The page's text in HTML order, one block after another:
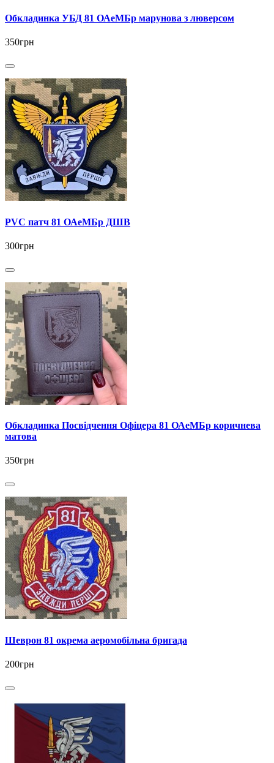
Обкладинка УБД 81 ОАеМБр марунова з люверсом
350грн
PVC патч 81 ОАеМБр ДШВ
300грн
Обкладинка Посвідчення Офіцера 81 ОАеМБр коричнева
матова
350грн
Шеврон 81 окрема аеромобільна бригада
200грн